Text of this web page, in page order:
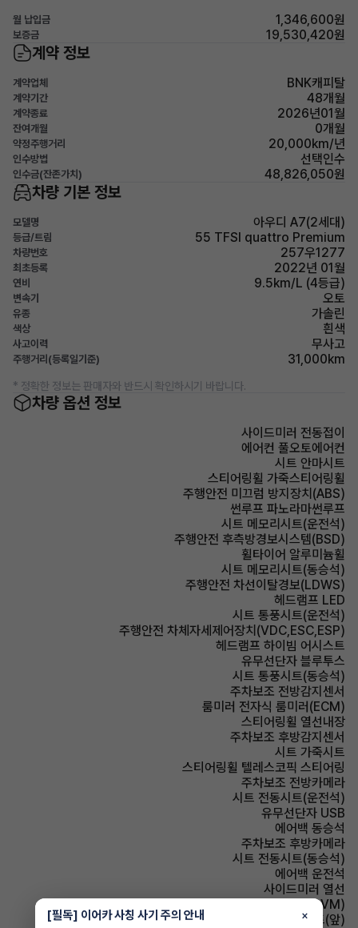
월 납입금 1,346,600원
보증금 19,530,420원
계약 정보
계약업체 BNK캐피탈
계약기간 48개월
계약종료 2026년01월
잔여개월 0개월
약정주행거리 20,000km/년
인수방법 선택인수
인수금(잔존가치) 48,826,050원
차량 기본 정보
모델명 아우디 A7(2세대)
등급/트림 55 TFSI quattro Premium
차량번호 257우1277
최초등록 2022년 01월
연비 9.5km/L (4등급)
변속기 오토
유종 가솔린
색상 흰색
사고이력 무사고
주행거리(등록일기준) 31,000km
* 정확한 정보는 판매자와 반드시 확인하시기 바랍니다.
차량 옵션 정보
사이드미러 전동접이
에어컨 풀오토에어컨
시트 안마시트
스티어링휠 가죽스티어링휠
주행안전 미끄럼 방지장치(ABS)
썬루프 파노라마썬루프
시트 메모리시트(운전석)
주행안전 후측방경보시스템(BSD)
휠타이어 알루미늄휠
시트 메모리시트(동승석)
주행안전 차선이탈경보(LDWS)
헤드램프 LED
시트 통풍시트(운전석)
주행안전 차체자세제어장치(VDC,ESC,ESP)
헤드램프 하이빔 어시스트
유무선단자 블루투스
시트 통풍시트(동승석)
주차보조 전방감지센서
룸미러 전자식 룸미러(ECM)
스티어링휠 열선내장
주차보조 후방감지센서
시트 가죽시트
스티어링휠 텔레스코픽 스티어링
주차보조 전방카메라
시트 전동시트(운전석)
유무선단자 USB
에어백 동승석
주차보조 후방카메라
시트 전동시트(동승석)
에어백 운전석
사이드미러 열선
주차보조 어라운드뷰(AVM)
시트 열선시트(앞)
[필독] 이어카 사칭 사기 주의 안내 ×